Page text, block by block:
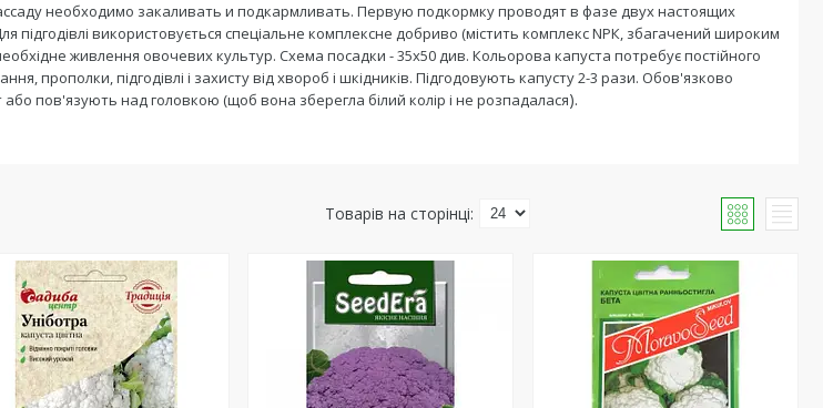
необходимо закаливать и подкармливать. Первую подкормку проводят в фазе двух настоящих
підгодівлі використовується спеціальне комплексне добриво (містить комплекс NРК, збагачений широким
живлення овочевих культур. Схема посадки - 35х50 див. Кольорова капуста потребує постійного
прополки, підгодівлі і захисту від хвороб і шкідників. Підгодовують капусту 2-3 рази. Обов'язково
пов'язують над головкою (щоб вона зберегла білий колір і не розпадалася).